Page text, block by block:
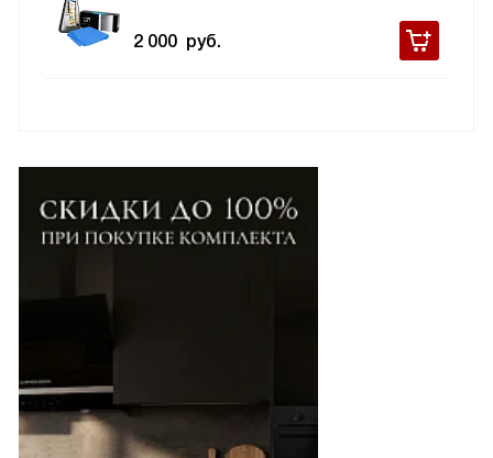
2 000 руб.